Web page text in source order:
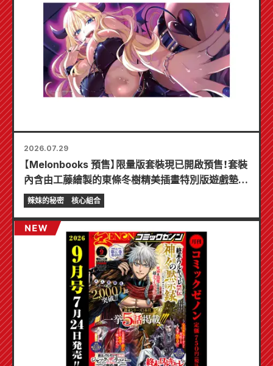
2026.07.29
【Melonbooks 預售】限量版套裝現已開啟預售！套裝
內含由工藤繪製的東條冬樹精美插畫特別版遊戲墊！
《辣妹新娘的秘密》最新第6卷將於10月20日發售！
辣妹的秘密 核心組合